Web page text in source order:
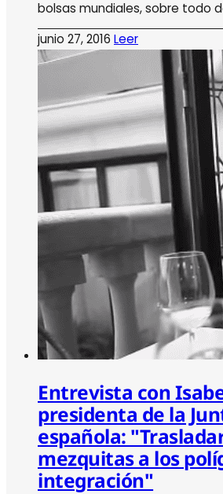
bolsas mundiales, sobre todo
junio 27, 2016 Leer
Entrevista con
presidenta de la
española:
mezquitas a los
integración"